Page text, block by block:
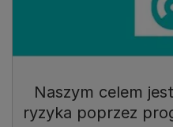
Naszym celem
ryzyka poprzez